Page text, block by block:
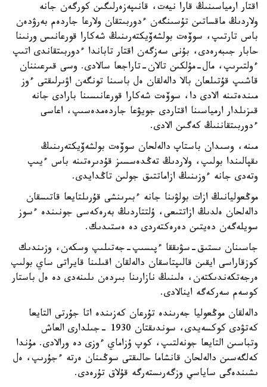
اقتار ارمياسىنىڭ قارا نيەت، قانىپەزەرلىگىن كورگەن جانە
ولاردىڭ ماقساتىن تۇسىنگەن ءدوربىتقان ولارعا جاردەم بەرۋدەن
باس تارتىپ، سوۆەت بولشەۆيكتەرىنىڭ شەكارا قورعانىس ورنىنا
حابار جىبەرەدى، بۇنى سەزگەن اقتار تاباندا ءدوربىتقاندى اتىپ
ءولتىرىپ، مال-مۇلكىن تالان-تاراجعا سالادى. وسى قىرعىننان
قاشىپ قۇتىلعان بالا دالەلقان ەل باسىنا تونگەن اۋىرلىقتى ءوز
مىندەتىنە الادى دا، سوۆەت شەكارا قورعانىسىنا بارادى جانە
قىزىلدار ارمياسىنا اقتاردى جويۋعا جاردەمدەسىپ، اعاسى
ءدوربىتقاننىڭ كەگىن الادى.
مىنە، وسىدان باستاپ دالەلحان سوۆەت بولشەۆيكتەرىنىڭ
ىقپالىندا بولىپ، ولاردىڭ تەڭدەسسىز قۇدىرەتىنە باس ءيىپ
وتەدى جانە ءوزىنىڭ ازاماتتىق جولىن تاڭدايدى.
موڭعوليانىڭ ازات بولۋىنا جانە ءبىرىنشى قۇرىلتايعا قاتىسقان
دالەلحان ەلدىڭ ازاتتىعى، ۇلتتاردىڭ بەرەكەسى جونىندە ءسوز
سويلەگەن دەيتىن دەرەكتەردى دە ەستىدىك.
جاسىنان ىستىق-سۋىققا ءپىسىپ-جەتىلىپ وسكەن، وزىندىك
كوزقاراسى ايقىن قالىپتاسقان دالەلقان اقىلىنا قايراتى ساي بولىپ
ەرجەتكەندىكتەن، ەلىنىڭ نازارىنا بىردەن ىلىنەدى دە ەل باستار
كوسەم سەركەگە اينالادى.
دالەلقان موڭعوليا جەرىندە تۇرعان كەزىندە اتا جۇرتى التايعا
كەتۋدى كوكسەيدى، سوندىقتان 1930 -جىلدارى العاش
وتباسىن التايعا جونەلتىپ، كوپ ۇزاماي ءوزى دە ورالادى. مۇندا
كەلگەسىن دالەلحان قانشاما حالىقتى سوڭىنان ەرتە ءجۇرىپ، ەل
ىشىندەگى ساياسي وزگەرىستەرگە قۇلاق تۇرەدى.